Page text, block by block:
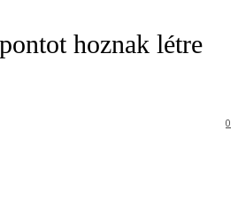
hoznak létre
0